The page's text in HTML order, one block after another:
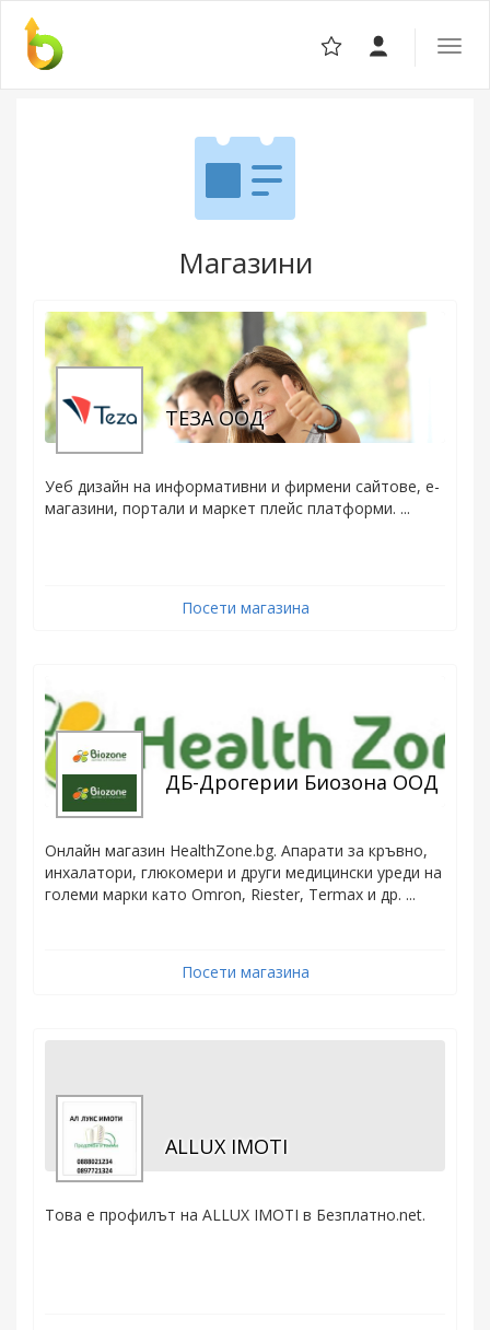
Магазини
ТЕЗА ООД
Уеб дизайн на информативни и фирмени сайтове, е-
магазини, портали и маркет плейс платформи. ...
Посети магазина
ДБ-Дрогерии Биозона ООД
Онлайн магазин HealthZone.bg. Апарати за кръвно,
инхалатори, глюкомери и други медицински уреди на
големи марки като Omron, Riester, Termax и др. ...
Посети магазина
ALLUX IMOTI
Това е профилът на ALLUX IMOTI в Безплатно.net.